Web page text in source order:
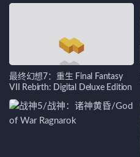
最终幻想7：重生 Final Fantasy
VII Rebirth: Digital Deluxe Edition